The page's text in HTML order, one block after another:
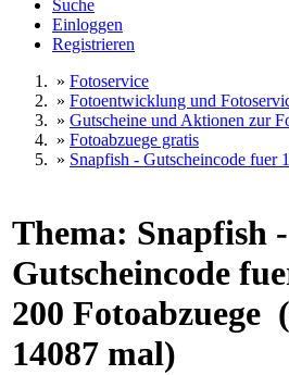
Suche
Einloggen
Registrieren
» Fotoservice
» Fotoentwicklung und
» Gutscheine und Aktionen zur
» Fotoabzuege gratis
» Snapfish - Gutscheincode fuer
Thema: Snapfish -
Gutscheincode
200 Fotoabzuege
14087 mal)